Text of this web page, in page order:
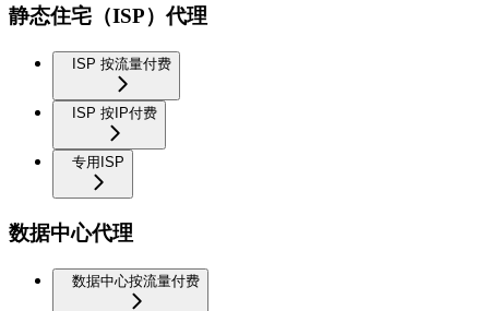
静态住宅（ISP）代理
ISP 按流量付费
ISP 按IP付费
专用ISP
数据中心代理
数据中心按流量付费